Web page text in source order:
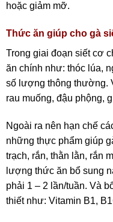
hoặc giảm mỡ.
Thức ăn giúp cho gà
Trong giai đoạn siết cơ
ăn chính như: thóc lúa,
số lượng thông thường.
rau muống, đậu phộng,
Ngoài ra nên hạn chế
những thực phẩm giúp
trạch, rắn, thằn lằn, rắn
lượng thức ăn bổ sung
phải 1 – 2 lần/tuần. Và
thiết như: Vitamin B1,